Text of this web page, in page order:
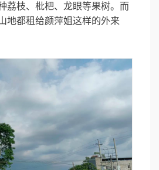
荔枝、枇杷、龙眼等果树。而
地都租给颜萍姐这样的外来